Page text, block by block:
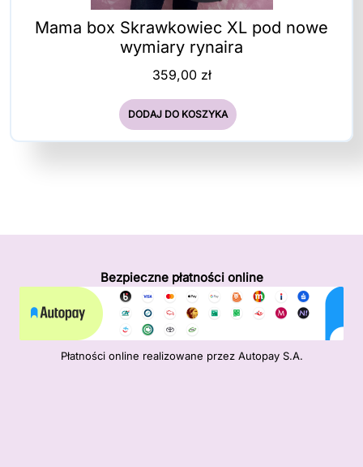
Mama box Skrawkowiec XL pod nowe
wymiary rynaira
359,00 zł
DODAJ DO KOSZYKA
Bezpieczne płatności online
Płatności online realizowane przez Autopay S.A.